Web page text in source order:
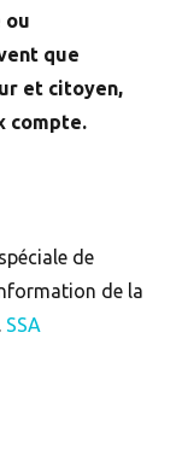
ou
que
et citoyen,
compte.
de
de la
SSA